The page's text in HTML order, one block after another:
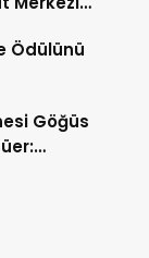
Ödülünü
Göğüs